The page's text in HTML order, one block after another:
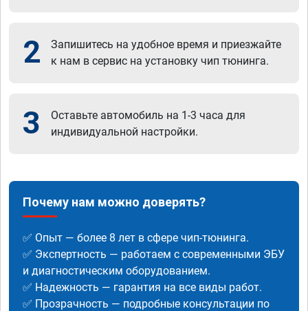
2
Запишитесь на удобное время и приезжайте
к нам в сервис на установку чип тюнинга.
3
Оставьте автомобиль на 1-3 часа для
индивидуальной настройки.
Почему нам можно доверять?
✅ Опыт — более 8 лет в сфере чип-тюнинга.
✅ Экспертность — работаем с современными ЭБУ
и диагностическим оборудованием.
✅ Надежность — гарантия на все виды работ.
✅ Прозрачность — подробные консультации по